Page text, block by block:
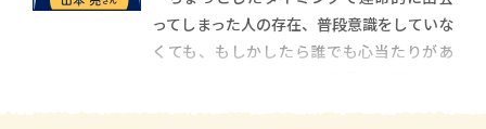
タイ料理屋の名前も「タイ屋台999」でし
た！）タイ
ってしまった人の存在、普段意識をしていな
くても、もしかしたら誰でも心当たりがあ